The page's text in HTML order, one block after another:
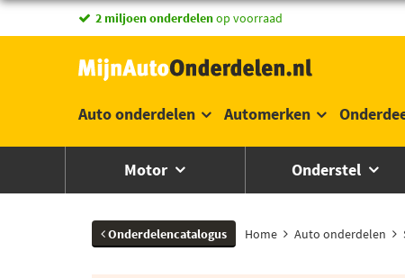
vandaag besteld,morgen in huis *
2 miljoen onderdelenop voorraad
Auto onderdelen Automerken
Motor Onderstel
Onderdelencatalogus Home Auto onderdelen